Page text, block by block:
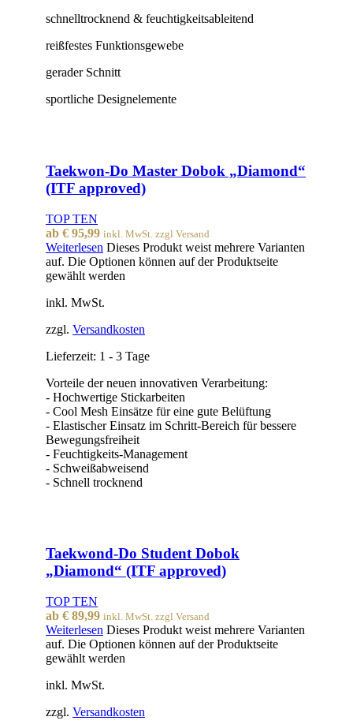
schnelltrocknend & feuchtigkeitsableitend
reißfestes Funktionsgewebe
gerader Schnitt
sportliche Designelemente
Taekwon-Do Master Dobok „Diamond“
(ITF approved)
TOP TEN
ab € 95,99 inkl. MwSt. zzgl Versand
Weiterlesen Dieses Produkt weist mehrere Varianten
auf. Die Optionen können auf der Produktseite
gewählt werden
inkl. MwSt.
zzgl. Versandkosten
Lieferzeit: 1 - 3 Tage
Vorteile der neuen innovativen Verarbeitung:
- Hochwertige Stickarbeiten
- Cool Mesh Einsätze für eine gute Belüftung
- Elastischer Einsatz im Schritt-Bereich für bessere
Bewegungsfreiheit
- Feuchtigkeits-Management
- Schweißabweisend
- Schnell trocknend
Taekwond-Do Student Dobok
„Diamond“ (ITF approved)
TOP TEN
ab € 89,99 inkl. MwSt. zzgl Versand
Weiterlesen Dieses Produkt weist mehrere Varianten
auf. Die Optionen können auf der Produktseite
gewählt werden
inkl. MwSt.
zzgl. Versandkosten